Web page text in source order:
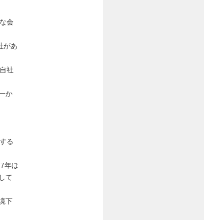
会
があ
社
か
る
年ほ
て
下